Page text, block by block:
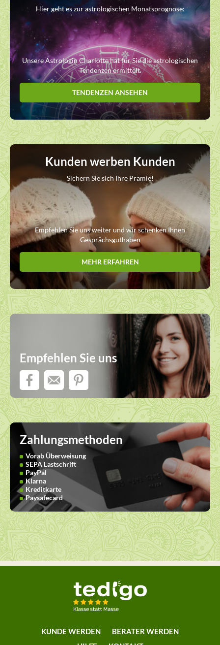
Hier geht es zur astrologischen Monatsprognose:
Unsere Astrologin Charlotte hat für Sie die astrologischen
Tendenzen ermittelt.
TENDENZEN ANSEHEN
Kunden werben Kunden
Sichern Sie sich Ihre Prämie!
Empfehlen Sie uns weiter und wir schenken Ihnen
Gesprächsguthaben
MEHR ERFAHREN
Empfehlen Sie uns
Zahlungsmethoden
Vorab Überweisung
SEPA Lastschrift
PayPal
Klarna
Kreditkarte
Paysafecard
KUNDE WERDEN
BERATER WERDEN